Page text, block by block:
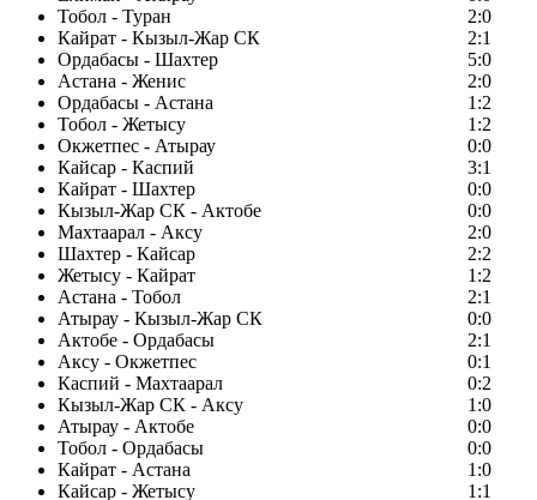
Тобол - Туран
2:0
Кайрат - Кызыл-Жар СК
2:1
Ордабасы - Шахтер
5:0
Астана - Женис
2:0
Ордабасы - Астана
1:2
Тобол - Жетысу
1:2
Окжетпес - Атырау
0:0
Кайсар - Каспий
3:1
Кайрат - Шахтер
0:0
Кызыл-Жар СК - Актобе
0:0
Махтаарал - Аксу
2:0
Шахтер - Кайсар
2:2
Жетысу - Кайрат
1:2
Астана - Тобол
2:1
Атырау - Кызыл-Жар СК
0:0
Актобе - Ордабасы
2:1
Аксу - Окжетпес
0:1
Каспий - Махтаарал
0:2
Кызыл-Жар СК - Аксу
1:0
Атырау - Актобе
0:0
Тобол - Ордабасы
0:0
Кайрат - Астана
1:0
Кайсар - Жетысу
1:1